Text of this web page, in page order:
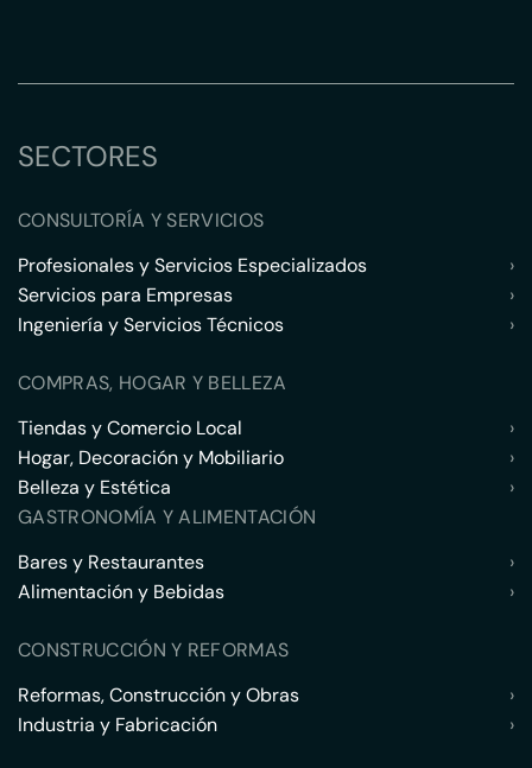
SECTORES
CONSULTORÍA Y SERVICIOS
Profesionales y Servicios Especializados
›
Servicios para Empresas
›
Ingeniería y Servicios Técnicos
›
COMPRAS, HOGAR Y BELLEZA
Tiendas y Comercio Local
›
Hogar, Decoración y Mobiliario
›
Belleza y Estética
›
GASTRONOMÍA Y ALIMENTACIÓN
Bares y Restaurantes
›
Alimentación y Bebidas
›
CONSTRUCCIÓN Y REFORMAS
Reformas, Construcción y Obras
›
Industria y Fabricación
›